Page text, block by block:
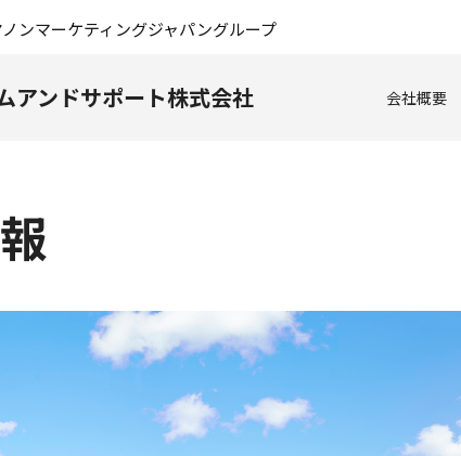
ンマーケティングジャパングループ
アンドサポート株式会社 会社概要